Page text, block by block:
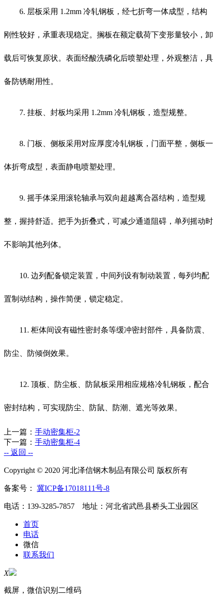
6. 层板采用 1.2mm 冷轧钢板，经七折弯一体成型，结构
刚性较好，承重表现稳定。搁板在额定载荷下变形量较小，卸
载后可恢复原状。表面经酸洗磷化后喷塑处理，外观整洁，具
备防锈耐用性。
7. 挂板、封板均采用 1.2mm 冷轧钢板，造型规整。
8. 门板、侧板采用对应厚度冷轧钢板，门面平整，侧板一
体折弯成型，表面静电喷塑处理。
9. 摇手体采用滚轮轴承与双向超越离合器结构，造型规
整，握持舒适。把手为折叠式，可减少通道阻碍，单列摇动时
不影响其他列体。
10. 边列配备锁定装置，中间列设有制动装置，每列均配
置制动结构，操作简便，锁定稳定。
11. 柜体间设有磁性密封条等缓冲密封部件，具备防震、
防尘、防倾倒效果。
12. 顶板、防尘板、防鼠板采用相应规格冷轧钢板，配合
密封结构，可实现防尘、防鼠、防潮、遮光等效果。
上一篇： 手动密集柜-2
下一篇： 手动密集柜-4
-- 返回 --
Copyright © 2020 河北泽信钢木制品有限公司 版权所有
备案号： 冀ICP备17018111号-8
电话：139-3285-7857 地址：河北省武邑县桥头工业园区
首页
电话
微信
联系我们
X
截屏，微信识别二维码